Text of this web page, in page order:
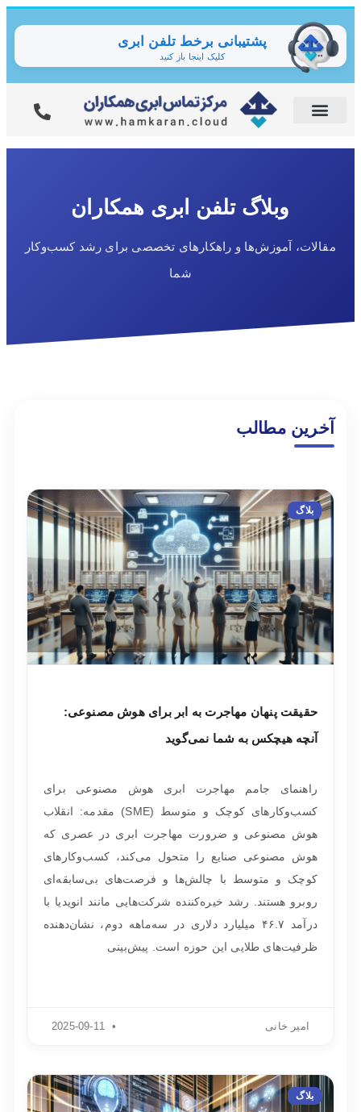
پشتیبانی برخط تلفن ابری
کلیک اینجا باز کنید
وبلاگ تلفن ابری همکاران
مقالات، آموزش‌ها و راهکارهای تخصصی برای رشد کسب‌وکار
شما
آخرین مطالب
بلاگ
حقیقت پنهان مهاجرت به ابر برای هوش مصنوعی:
آنچه هیچکس به شما نمی‌گوید
راهنمای جامم مهاجرت ابری هوش مصنوعی برای
کسب‌وکارهای کوچک و متوسط (SME) مقدمه: انقلاب
هوش مصنوعی و ضرورت مهاجرت ابری در عصری که
هوش مصنوعی صنایع را متحول می‌کند، کسب‌وکارهای
کوچک و متوسط با چالش‌ها و فرصت‌های بی‌سابقه‌ای
روبرو هستند. رشد خیره‌کننده شرکت‌هایی مانند انویدیا با
درآمد ۴۶.۷ میلیارد دلاری در سه‌ماهه دوم، نشان‌دهنده
ظرفیت‌های طلایی این حوزه است. پیش‌بینی
امیر خانی
بلاگ